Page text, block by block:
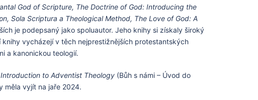
God of Scripture, The Doctrine of God: Introducing the
Sola Scriptura a Theological Method, The Love of God: A
je podepsaný jako spoluautor. Jeho knihy si získaly široký
vycházejí v těch nejprestižnějších protestantských
a kanonickou teologií.
to Adventist Theology (Bůh s námi – Úvod do
měla vyjít na jaře 2024.